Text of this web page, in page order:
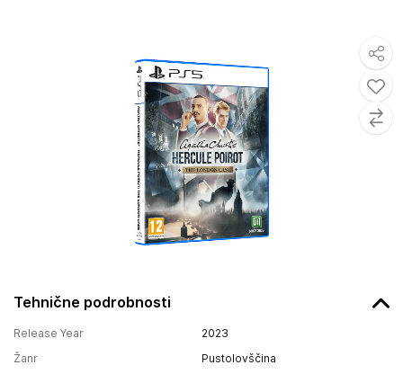
Tehnične podrobnosti
Release Year
2023
Žanr
Pustolovščina